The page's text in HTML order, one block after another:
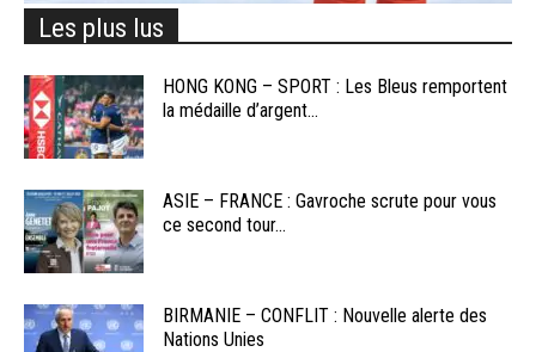
Les plus lus
HONG KONG – SPORT : Les Bleus remportent
la médaille d’argent...
ASIE – FRANCE : Gavroche scrute pour vous
ce second tour...
BIRMANIE – CONFLIT : Nouvelle alerte des
Nations Unies